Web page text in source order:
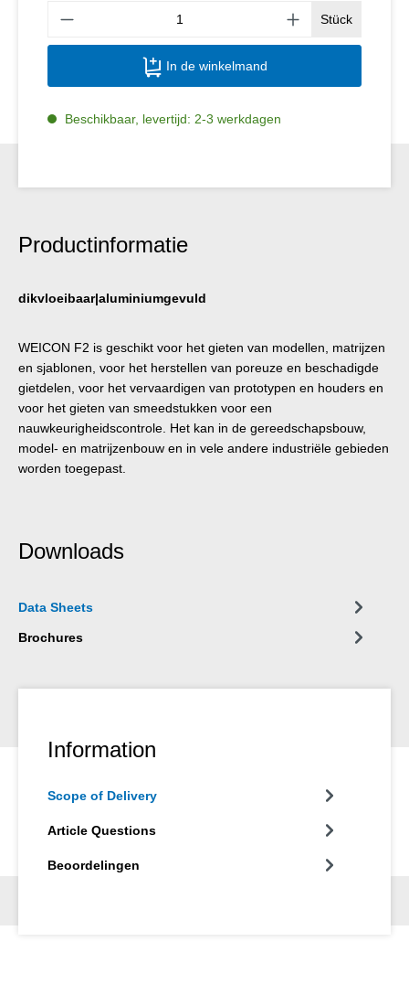
Stück
In de winkelmand
Beschikbaar, levertijd: 2-3 werkdagen
Productinformatie
dikvloeibaar|aluminiumgevuld
WEICON F2 is geschikt voor het gieten van modellen, matrijzen
en sjablonen, voor het herstellen van poreuze en beschadigde
gietdelen, voor het vervaardigen van prototypen en houders en
voor het gieten van smeedstukken voor een
nauwkeurigheidscontrole. Het kan in de gereedschapsbouw,
model- en matrijzenbouw en in vele andere industriële gebieden
worden toegepast.
Downloads
Data Sheets
Brochures
Information
Scope of Delivery
Article Questions
Beoordelingen